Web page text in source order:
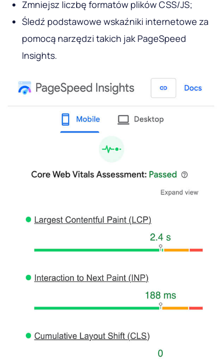
Zmniejsz liczbę formatów plików CSS/JS;
Śledź podstawowe wskaźniki internetowe za
pomocą narzędzi takich jak PageSpeed ​​
Insights.